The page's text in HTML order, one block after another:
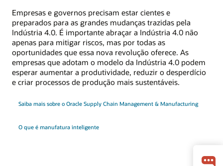
Empresas e governos precisam estar cientes e
preparados para as grandes mudanças trazidas pela
Indústria 4.0. É importante abraçar a Indústria 4.0 não
apenas para mitigar riscos, mas por todas as
oportunidades que essa nova revolução oferece. As
empresas que adotam o modelo da Indústria 4.0 podem
esperar aumentar a produtividade, reduzir o desperdício
e criar processos de produção mais sustentáveis.
Saiba mais sobre o Oracle Supply Chain Management & Manufacturing
O que é manufatura inteligente